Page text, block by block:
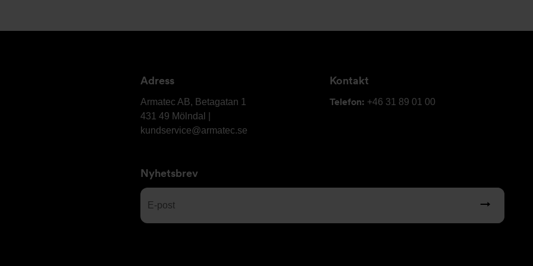
Adress
Armatec
Armatec AB, Betagatan 1
431 49 Mölndal |
kundservice@armatec.se
Kontakt
Telefon: +46 31 89 01 00
Nyhetsbrev
E-
post
(Obligatoriskt)